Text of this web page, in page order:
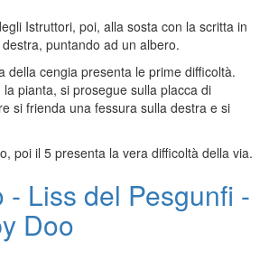
CadentiIstruttori, poi, alla sosta con la scritta in
puntando ad un albero.
della cengia presenta le prime difficoltà.
pianta, si prosegue sulla placca di
si frienda una fessura sulla destra e si
poi il 5 presenta la vera difficoltà della via.
- Liss del Pesgunfi -
Doo